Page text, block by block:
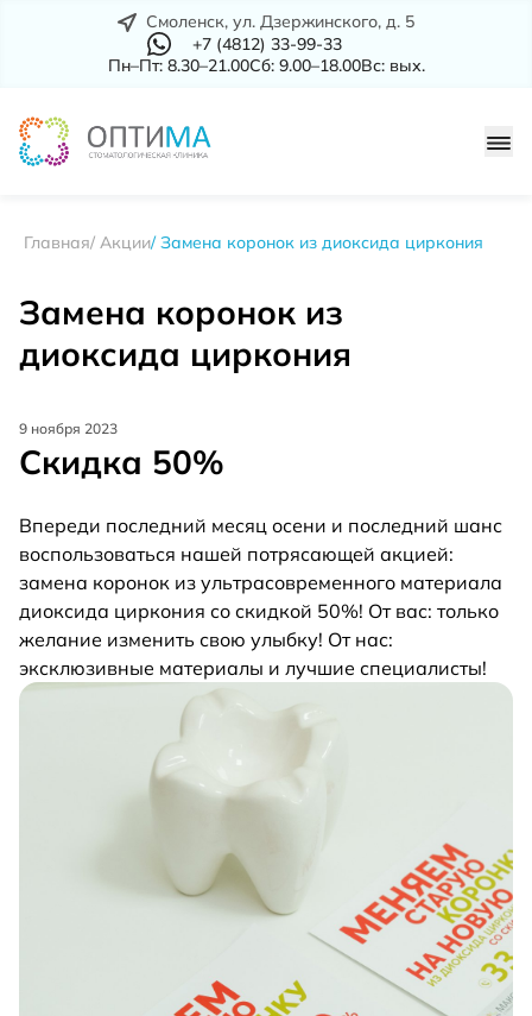
Смоленск, ул. Дзержинского, д. 5
+7 (4812) 33-99-33
Пн–Пт: 8.30–21.00Сб: 9.00–18.00Вс: вых.
Главная Акции Замена коронок из диоксида циркония
Замена коронок из
диоксида циркония
9 ноября 2023
Скидка 50%
Впереди последний месяц осени и последний шанс
воспользоваться нашей потрясающей акцией:
замена коронок из ультрасовременного материала
диоксида циркония со скидкой 50%! От вас: только
желание изменить свою улыбку! От нас:
эксклюзивные материалы и лучшие специалисты!